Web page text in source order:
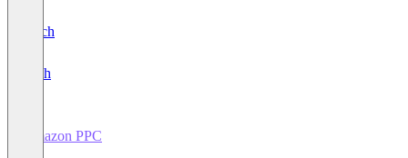
Deutsch
English
Amazon PPC